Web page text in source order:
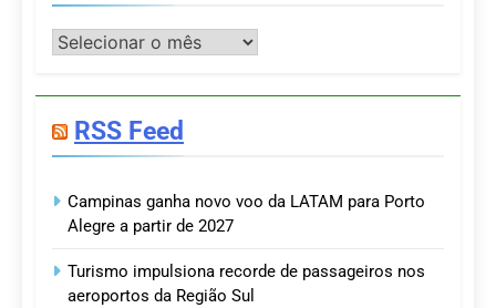
Postagens
RSS Feed
Campinas ganha novo voo da LATAM para Porto
Alegre a partir de 2027
Turismo impulsiona recorde de passageiros nos
aeroportos da Região Sul